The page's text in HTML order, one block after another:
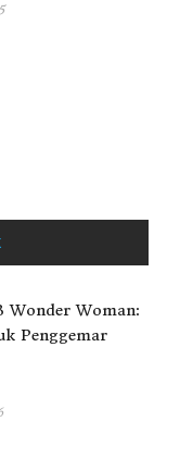
Wonder Woman:
Penggemar